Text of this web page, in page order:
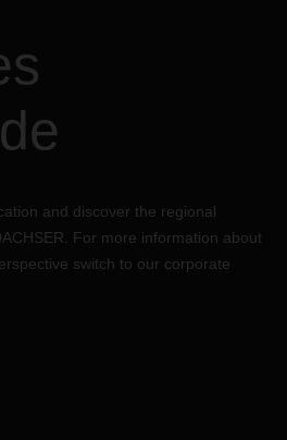
and discover the regional
For more information about
switch to our corporate